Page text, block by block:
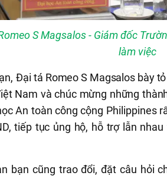
S Magsalos - Giám đốc
làm việc
Đại tá Romeo S Magsalos bày
Nam và chúc mừng những
An toàn công cộng Philippines
tiếp tục ủng hộ, hỗ trợ lẫn
bạn cũng trao đổi, đặt câu hỏi